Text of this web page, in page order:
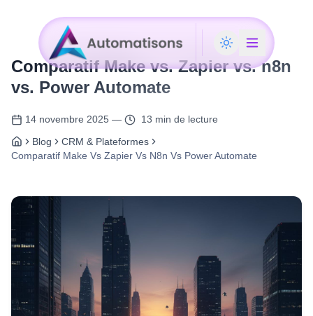
Comparatif Make vs. Zapier vs. n8n
vs. Power Automate
14 novembre 2025 —
13 min de lecture
Blog
CRM & Plateformes
Comparatif Make Vs Zapier Vs N8n Vs Power Automate